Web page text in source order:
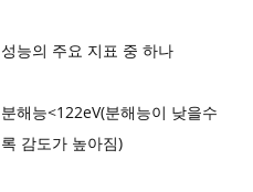
성능의 주요 지표 중 하나
분해능<122eV(분해능이 낮을수
록 감도가 높아짐)